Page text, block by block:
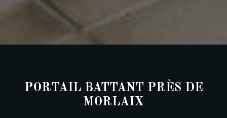
PORTAIL BATTANT PRÈS DE
MORLAIX